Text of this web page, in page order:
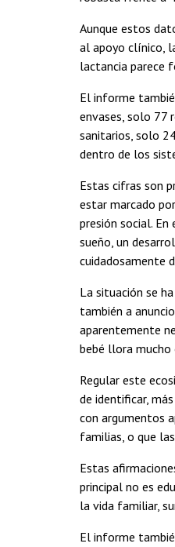
Aunque estos
al apoyo clínico,
lactancia parece
El informe
envases, solo 77
sanitarios, solo
dentro de los
Estas cifras son
estar marcado
presión social.
sueño, un
cuidadosamente
La situación se
también a
aparentemente
bebé llora mucho
Regular este
de identificar,
con argumentos
familias, o que
Estas
principal no es
la vida familiar,
El informe